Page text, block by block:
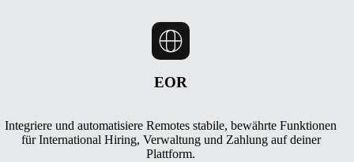
EOR
Integriere und automatisiere Remotes stabile, bewährte Funktionen
für International Hiring, Verwaltung und Zahlung auf deiner
Plattform.